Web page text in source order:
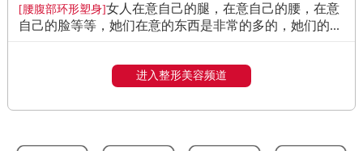
[腰腹部环形塑身]女人在意自己的腿，在意自己的腰，在意
自己的脸等等，她们在意的东西是非常的多的，她们的...
进入整形美容频道